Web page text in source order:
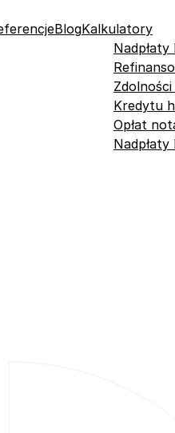
BlogKalkulatory
Kredytu
Opłat